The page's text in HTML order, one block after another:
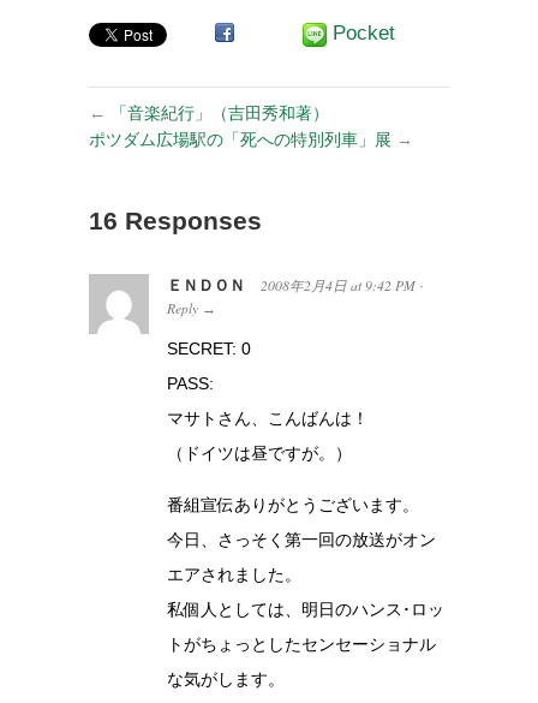
Pocket
←
「音楽紀行」（吉田秀和著）
ポツダム広場駅の「死への特別列車」展 →
16 Responses
ＥＮＤＯＮ 2008年2月4日 at 9:42 PM ·
Reply →
SECRET: 0
PASS:
マサトさん、こんばんは！
（ドイツは昼ですが。）
番組宣伝ありがとうございます。
今日、さっそく第一回の放送がオン
エアされました。
私個人としては、明日のハンス･ロッ
トがちょっとしたセンセーショナル
な気がします。